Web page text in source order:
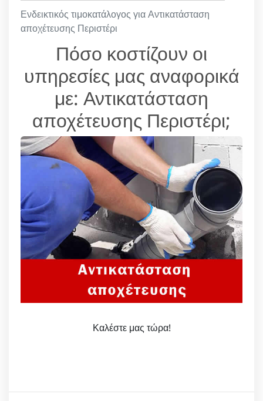
Ενδεικτικός τιμοκατάλογος για Αντικατάσταση
αποχέτευσης Περιστέρι
Πόσο κοστίζουν οι
υπηρεσίες μας αναφορικά
με: Αντικατάσταση
αποχέτευσης Περιστέρι;
Καλέστε μας τώρα!